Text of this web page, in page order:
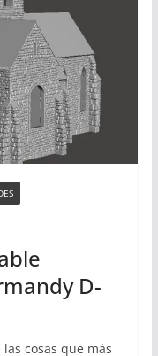
D-
cosas que más